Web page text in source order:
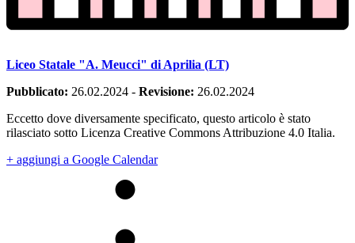
Liceo Statale "A. Meucci" di Aprilia (LT)
Pubblicato: 26.02.2024 - Revisione: 26.02.2024
Eccetto dove diversamente specificato, questo articolo è stato
rilasciato sotto Licenza Creative Commons Attribuzione 4.0 Italia.
+ aggiungi a Google Calendar